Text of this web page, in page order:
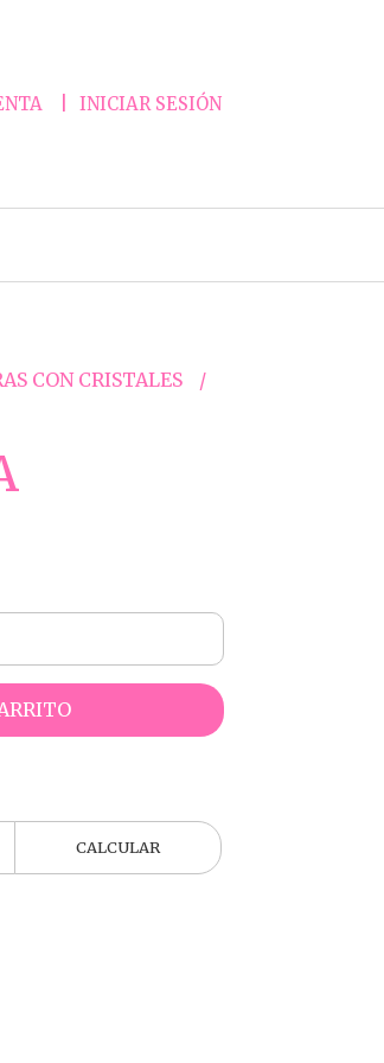
INICIAR SESIÓN
CON CRISTALES
CALCULAR